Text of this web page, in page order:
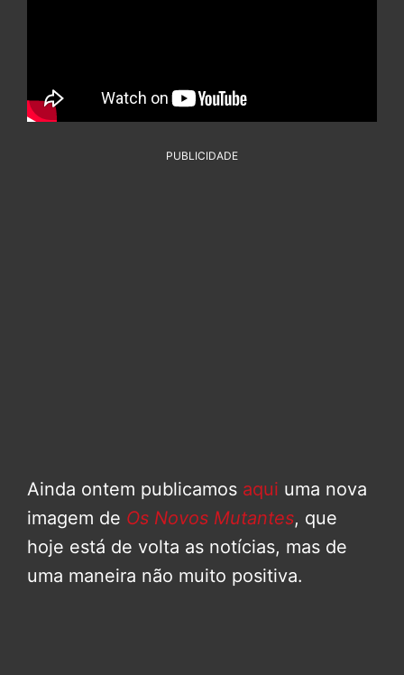
PUBLICIDADE
Ainda ontem publicamos aqui uma nova
imagem de Os Novos Mutantes, que
hoje está de volta as notícias, mas de
uma maneira não muito positiva.